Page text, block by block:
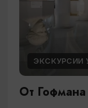
ЭКСКУРСИИ
От